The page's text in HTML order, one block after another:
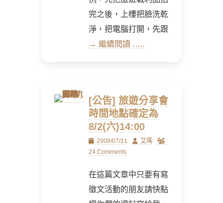
完之後，上樓把臉洗乾
淨，把電腦打開，先跟
→ 繼續閱讀 …..
[公告] 旅遊分享會
時間地點確定為
8/2(六)14:00
Posted
on
2008/07/11 Author
艾瑪
24 Comments
在這篇文章中只要有寫
徵文活動的朋友請快點